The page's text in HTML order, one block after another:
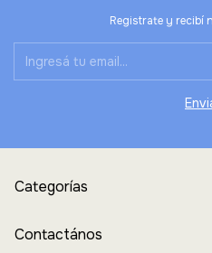
Registrate y recibí
Categorías
Contactános